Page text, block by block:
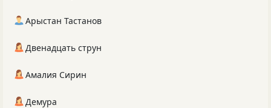
Арыстан Тастанов
Двенадцать струн
Амалия Сирин
Демура